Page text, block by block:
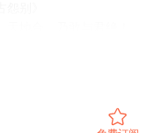
别》
卢照邻《长安古意》